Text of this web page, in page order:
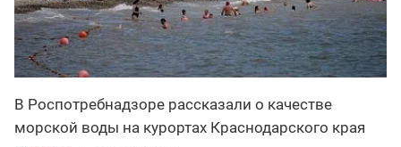
В Роспотребнадзоре рассказали о качестве
морской воды на курортах Краснодарского края